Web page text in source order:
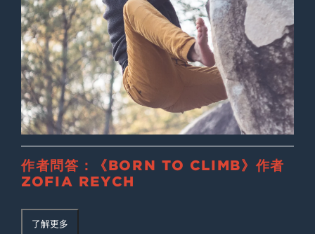
作者問答：《BORN TO CLIMB》作者
ZOFIA REYCH
了解更多